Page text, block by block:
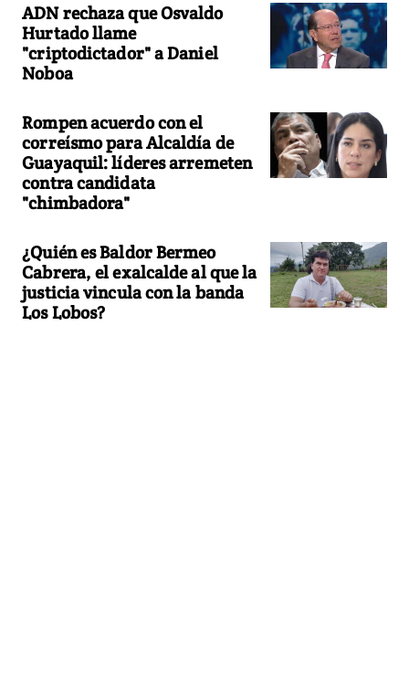
ADN rechaza que Osvaldo
Hurtado llame
"criptodictador" a Daniel
Noboa
Rompen acuerdo con el
correísmo para Alcaldía de
Guayaquil: líderes arremeten
contra candidata
"chimbadora"
¿Quién es Baldor Bermeo
Cabrera, el exalcalde al que la
justicia vincula con la banda
Los Lobos?